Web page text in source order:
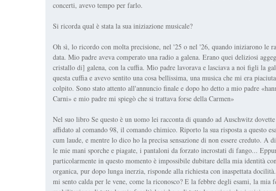
concerti, avevo tempo per farlo.
Si ricorda qual è stata la sua iniziazione musicale?
Oh sì, lo ricordo con molta precisione, nel '25 o nel '26, quando iniziarono le
data. Mio padre aveva comperato una radio a galena. Erano quei deliziosi
cristallo di] galena, con la cuffia. Mio padre lavorava e lasciava a noi figli la
questa cuffia e avevo sentito una cosa bellissima, una musica che mi era
colpito. Sono stato attento all'annuncio finale e dopo ho detto a mio padre
Carni» e mio padre mi spiegò che si trattava forse della Carmen»
Nel suo libro Se questo è un uomo lei racconta di quando ad Auschwitz dovette
affidato al comando 98, il comando chimico. Riporto la sua risposta a questo
cum laude, e mentre lo dico ho la precisa sensazione di non essere creduto. A
le mie mani sporche e piagate, i pantaloni da forzato incrostati di fango...
particolarmente in questo momento è impossibile dubitare della mia identità
organica, pur dopo lunga inerzia, risponde alla richiesta con inaspettata
mi sento calda per le vene, come la riconosco? E la febbre degli esami, la mia